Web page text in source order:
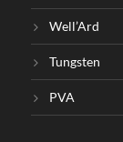
Well’Ard
Tungsten
PVA